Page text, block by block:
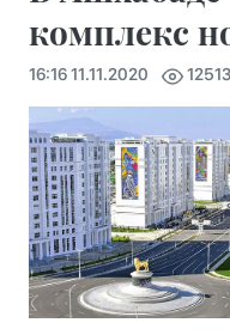
комплекс
16:16 11.11.2020 12513